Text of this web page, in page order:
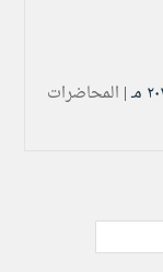
المحاضرات